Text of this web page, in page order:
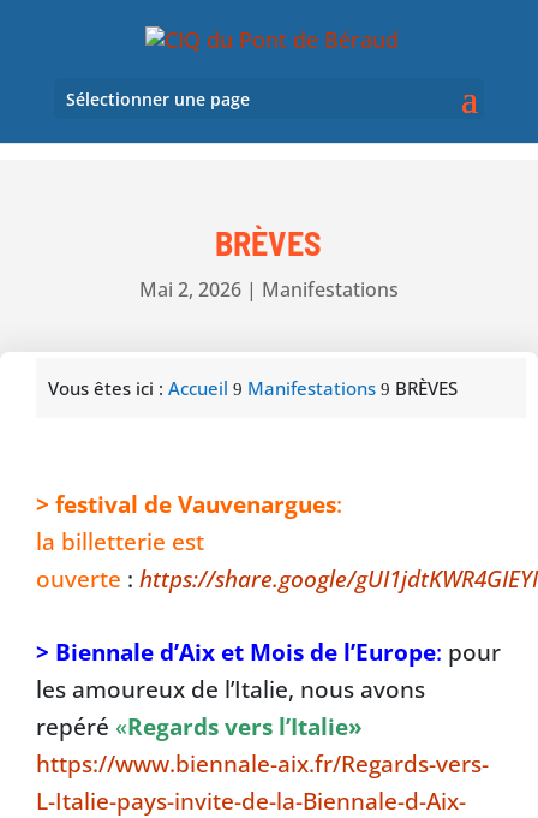
Sélectionner une page
BRÈVES
Mai 2, 2026| Manifestations
Vous êtes ici : Accueil 9 Manifestations 9 BRÈVES
> festival de Vauvenargues:
la billetterie est
ouverte : https://share.google/
> Biennale d’Aix et Mois de l’Europe: pour
les amoureux de l’Italie, nous avons
repéré «Regards vers l’Italie»
https://www.biennale-aix.fr/Regards-vers-
L-Italie-pays-invite-de-la-Biennale-d-Aix-